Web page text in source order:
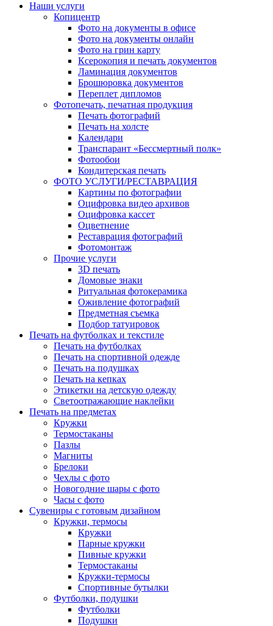
Наши услуги
Копицентр
Фото на документы в офисе
Фото на документы онлайн
Фото на грин карту
Ксерокопия и печать документов
Ламинация документов
Брошюровка документов
Переплет дипломов
Фотопечать, печатная продукция
Печать фотографий
Печать на холсте
Календари
Транспарант «Бессмертный полк»
Фотообои
Кондитерская печать
ФОТО УСЛУГИ/РЕСТАВРАЦИЯ
Картины по фотографии
Оцифровка видео архивов
Оцифровка кассет
Оцветнение
Реставрация фотографий
Фотомонтаж
Прочие услуги
3D печать
Домовые знаки
Ритуальная фотокерамика
Оживление фотографий
Предметная съемка
Подбор татуировок
Печать на футболках и текстиле
Печать на футболках
Печать на спортивной одежде
Печать на подушках
Печать на кепках
Этикетки на детскую одежду
Светоотражающие наклейки
Печать на предметах
Кружки
Термостаканы
Пазлы
Магниты
Брелоки
Чехлы с фото
Новогодние шары с фото
Часы с фото
Сувениры с готовым дизайном
Кружки, термосы
Кружки
Парные кружки
Пивные кружки
Термостаканы
Кружки-термосы
Спортивные бутылки
Футболки, подушки
Футболки
Подушки